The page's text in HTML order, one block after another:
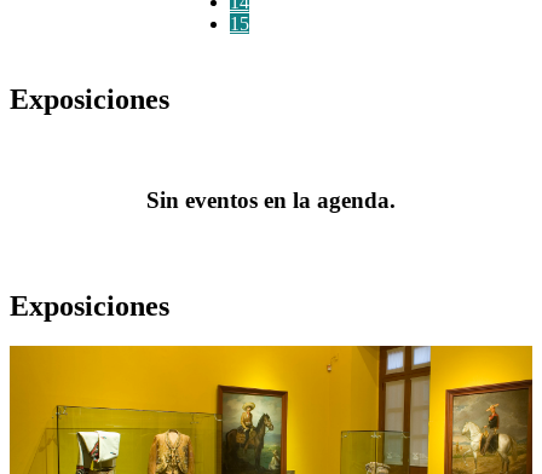
15
Exposiciones
Sin eventos en la agenda.
Exposiciones